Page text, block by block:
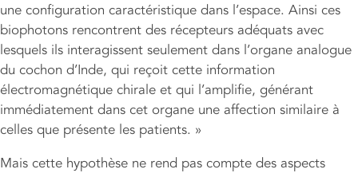
une configuration caractéristique dans l’espace. Ainsi ces
biophotons rencontrent des récepteurs adéquats avec
lesquels ils interagissent seulement dans l’organe analogue
du cochon d’Inde, qui reçoit cette information
électromagnétique chirale et qui l’amplifie, générant
immédiatement dans cet organe une affection similaire à
celles que présente les patients. »
Mais cette hypothèse ne rend pas compte des aspects